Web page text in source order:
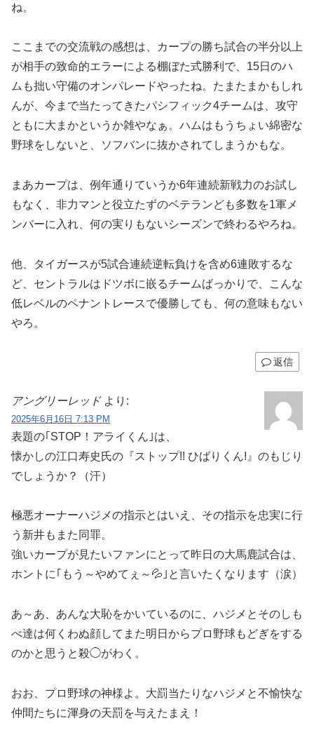
ね。
ここまでの交流戦の感想は、カープの勝ち試合の半分以上
が相手の致命的エラーによる棚ぼた式勝利で、15日のハ
ムも拙い守備のオンパレードやったね。たまたまかもしれ
んが、今まで当たってきたパシフィック4チームは、攻守
ともに大まかというか雑やなぁ。ハムはもうちょい綿密な
野球をしないと、ソフバンに抜かされてしまうかもな。
まあカープは、例年通りていうか6年連続新戦力のお試し
もなく、非力マンと役立たずのベテランども多数を1軍メ
ンバーに入れ、何の実りもないシーズンで終わるやろね。
他、タイガースが5試合連続逆転負けを含め6連敗するな
ど、セントラルはドツボに嵌るチームばっかりで、こんな
低レベルのペナントレースで優勝しても、何の意味もない
やろ。
返信
アングリーレッド より:
2025年6月16日 7:13 PM
表題の｢STOP！アライくん｣は、
懐かしの江口寿史氏の『ストップ!! ひばりくん!』のもじり
でしょうか？（汗）
極悪オーナーハジメの指示とはいえ、その指示を忠実に行
う新井もまた同罪。
強いカープが見たいファンにとって昨日の大馬鹿試合は、
ホントに｢もう～やめてぇ～💦｣と言いたくなります（涙）
あ～あ、あんな大恥をかいているのに、ハジメとそのしも
べ達は何くわぬ顔してまた明日からプロ野球もどぎをする
のかと思うと殺◯がわく。
おお、プロ野球の神様よ。大罰当たりなハジメと不愉快な
仲間たちに渾身の天罰を与えたまえ！